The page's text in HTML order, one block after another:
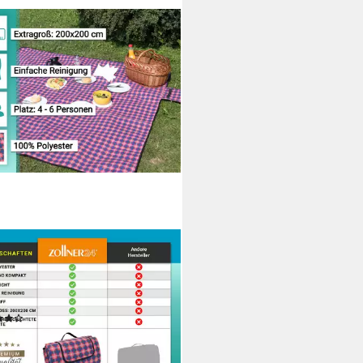
200 x 200 cm, 100%
wasserdicht und isoliert,
(1)
€
- in 3-4 Werktagen bei dir